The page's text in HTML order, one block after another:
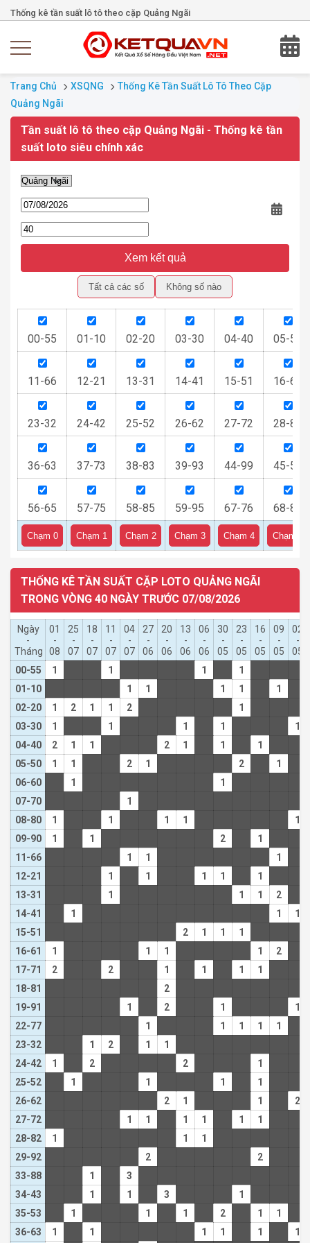
Thống kê tần suất lô tô theo cặp Quảng Ngãi
Trang Chủ XSQNG
Thống Kê Tần Suất Lô Tô Theo Cặp
Quảng Ngãi
Tần suất lô tô theo cặp Quảng Ngãi - Thống kê tần
suất loto siêu chính xác
Xem kết quả
Tất cả các số Không số nào
00-55 01-10 02-20 03-30 04-40 05-50
11-66 12-21 13-31 14-41 15-51 16-61
23-32 24-42 25-52 26-62 27-72 28-82
36-63 37-73 38-83 39-93 44-99 45-54
56-65 57-75 58-85 59-95 67-76 68-86
Chạm 0 Chạm 1 Chạm 2 Chạm 3 Chạm 4 Chạm 5
THỐNG KÊ TẦN SUẤT CẶP LOTO QUẢNG NGÃI
TRONG VÒNG 40 NGÀY TRƯỚC 07/08/2026
Ngày
-
Tháng
01
-
08
25
-
07
18
-
07
11
-
07
04
-
07
27
-
06
20
-
06
13
-
06
06
-
06
30
-
05
23
-
05
16
-
05
09
-
05
02
-
05
00-55
1 1 1
1
01-10
1 1 1 1
1
02-20
1 2 1 1 2
1
03-30
1 1 1 1
1
04-40
2 1 1 2 1 1
1
05-50
1 1 2 1 2
1
06-60
1
1
07-70
1
08-80
1 1 1 1
1
09-90
1 1 2
1
11-66
1 1
1
12-21
1 1 1 1
1
13-31
1 1 1
2
14-41
1 1
1
15-51
2 1 1
1
16-61
1 1 1 1
2
17-71
2 2 1 1 1
1
18-81
2
19-91
1 2 1
1
22-77
1 1 1 1
1
23-32
1 2 1
1
24-42
1 2 2
1
25-52
1 1 1
1
26-62
2 1 1
2
27-72
1 1 1 1 1
1
28-82
1 1
1
29-92
2
2
33-88
1
3
34-43
1 1 3
1
35-53
1 1 1 2 1
1
36-63
1 1 1 1 1 1